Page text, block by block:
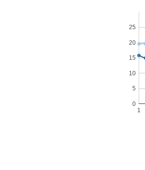
1
0
5
10
15
20
25